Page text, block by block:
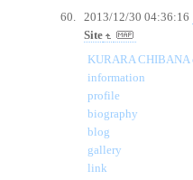
2013/12/30 04:36:16
Site
KURARA CHIBANA
information
profile
biography
blog
gallery
link